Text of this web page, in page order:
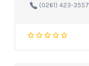
(0261) 423-3557